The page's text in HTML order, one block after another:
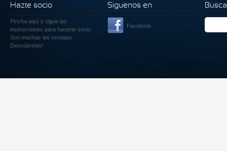
Hazte socio
Pincha aquí y sigue las
instrucciones para hacerte socio.
Son muchas las ventajas.
Descúbrelas!
Siguenos en
Facebook